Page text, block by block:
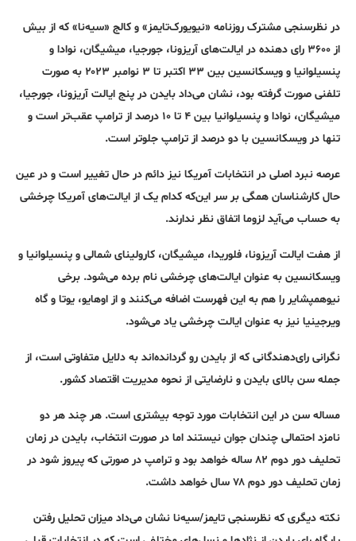
در نظرسنجی مشترک روزنامه «نیویورک‌تایمز» و کالج «سیه‌نا» که از بیش
از ۳۶۰۰ رای دهنده در ایالت‌های آریزونا، جورجیا، میشیگان، نوادا و
پنسیلوانیا و ویسکانسین بین ۳۳ اکتبر تا ۳ نوامبر ۲۰۲۳ به صورت
تلفنی صورت گرفته بود، نشان می‌داد بایدن در پنج ایالت آریزونا، جورجیا،
میشیگان، نوادا و پنسیلوانیا بین ۴ تا ۱۰ درصد از ترامپ عقب‌تر است و
تنها در ویسکانسین با دو درصد از ترامپ جلوتر است.
عرصه نبرد اصلی در انتخابات آمریکا نیز دائم در حال تغییر است و در عین
حال کارشناسان همگی بر سر این‌که کدام یک از ایالت‌‌های آمریکا چرخشی
به حساب می‌آید لزوما اتفاق نظر ندارند.
از هفت ایالت آریزونا، فلوریدا، میشیگان، کارولینای شمالی و پنسیلوانیا و
ویسکانسین به عنوان ایالت‌‌های چرخشی نام برده می‌شود. برخی
نیوهمپشایر را هم به این فهرست اضافه می‌کنند و از اوهایو، یوتا و گاه
ویرجینیا نیز به عنوان ایالت چرخشی یاد می‌شود.
نگرانی رای‌دهندگانی که از بایدن رو گردانده‌اند به دلایل متفاوتی است، از
جمله سن بالای بایدن و نارضایتی از نحوه مدیریت اقتصاد کشور.
مساله سن در این انتخابات مورد توجه بیشتری است. هر چند هر دو
نامزد احتمالی چندان جوان نیستند اما در صورت انتخاب، بایدن در زمان
تحلیف دور دوم ۸۲ ساله خواهد بود و ترامپ در صورتی که پیروز شود در
زمان تحلیف دور دوم ۷۸ سال خواهد داشت.
نکته دیگری که نظرسنجی تایمز/سیه‌نا نشان می‌داد میزان تحلیل رفتن